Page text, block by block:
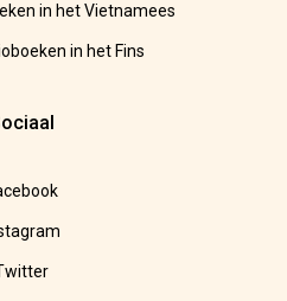
in het Vietnamees
in het Fins